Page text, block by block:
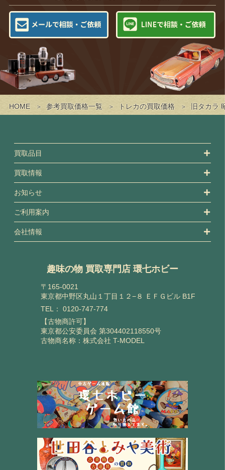
HOME 参考買取価格一覧 トレカの買取価格 旧タカラ
買取品目
買取情報
お知らせ
ご利用案内
会社情報
趣味の物 買取専門店 環七ホビー
〒165-0021
東京都中野区丸山１丁目１２−８ ＥＦＧビル B1F
TEL： 0120-747-774
【古物商許可】
東京都公安委員会 第304402118550号
古物商名称：株式会社 T-MODEL